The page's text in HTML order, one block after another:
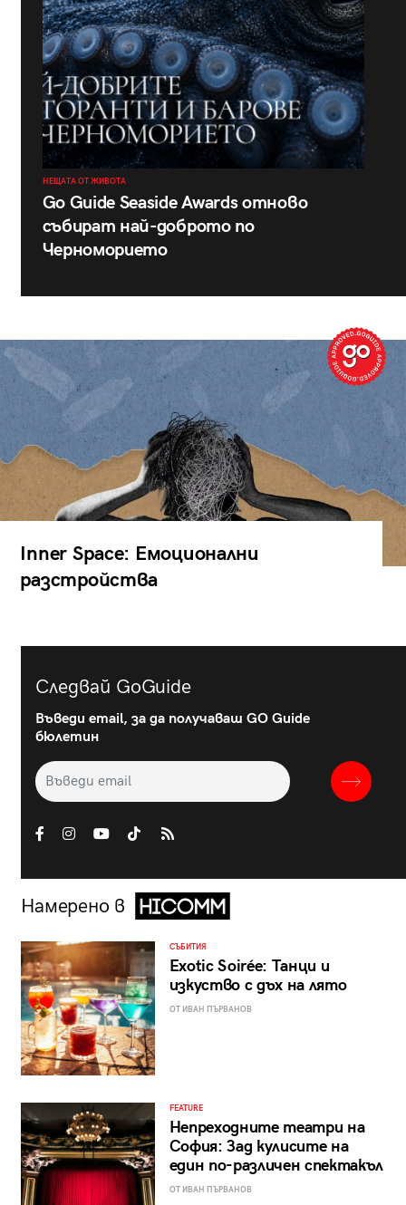
НЕЩАТА ОТ ЖИВОТА
Go Guide Seaside Awards отново
събират най-доброто по
Черноморието
Inner Space: Емоционални
разстройства
Следвай GoGuide
Въведи email, за да получаваш GO Guide
бюлетин
Намерено в
СЪБИТИЯ
Exotic Soirée: Танци и
изкуство с дъх на лято
ОТ ИВАН ПЪРВАНОВ
FEATURE
Непреходните театри на
София: Зад кулисите на
един по-различен спектакъл
ОТ ИВАН ПЪРВАНОВ